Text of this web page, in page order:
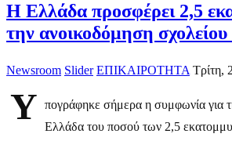
Η Ελλάδα προσφέρει 2,5
την ανοικοδόμηση
Newsroom Slider ΕΠΙΚΑΙΡΟΤΗΤΑ Τρίτη,
Υ
πογράφηκε σήμερα η συμφωνία για
Ελλάδα του ποσού των 2,5